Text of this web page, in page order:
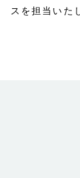
スを担当いた